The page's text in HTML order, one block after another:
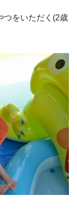
つをいただく(2歳